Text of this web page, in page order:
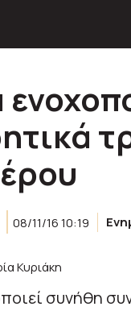
08/11/16 10:19
Κυριάκη